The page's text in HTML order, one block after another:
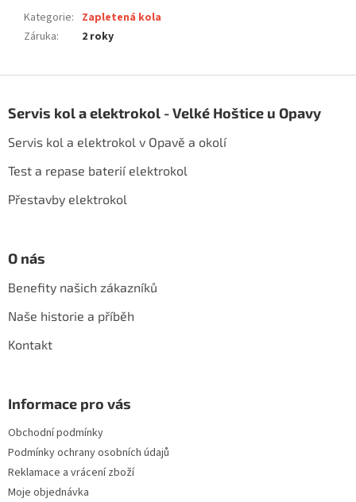
Kategorie: Zapletená kola
Záruka: 2 roky
pServis kol a elektrokol - Velké Hoštice u Opavy
Servis kol a elektrokol v Opavě a okolí
Test a repase baterií elektrokol
Přestavby elektrokol
O nás
Benefity našich zákazníků
Naše historie a příběh
Kontakt
Informace pro vás
Obchodní podmínky
Podmínky ochrany osobních údajů
Reklamace a vrácení zboží
Moje objednávka